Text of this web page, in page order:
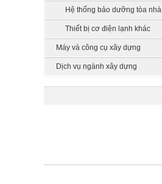
Hệ thống bảo dưỡng tòa nhà
Thiết bị cơ điện lạnh khác
Máy và công cụ xây dựng
Dịch vụ ngành xây dựng